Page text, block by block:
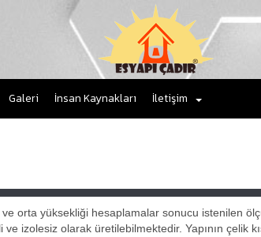
Galeri İnsan Kaynakları İletişim
ve orta yüksekliği hesaplamalar sonucu istenilen
izolesiz olarak üretilebilmektedir. Yapının çelik